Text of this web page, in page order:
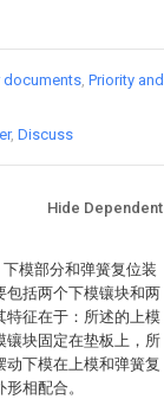
documents Priority and
Discuss
Hide Dependent
模部分和弹簧复位装
包括两个下模镶块和两
特征在于：所述的上模
镶块固定在垫板上，所
动下模在上模和弹簧复
相配合。